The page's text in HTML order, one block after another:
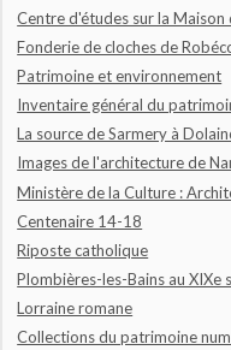
Centre d'études sur la Maison
Fonderie de cloches de
Patrimoine et environnement
Inventaire général du
La source de Sarmery à
Images de l'architecture de
Ministère de la Culture :
Centenaire 14-18
Riposte catholique
Plombières-les-Bains au XIXe
Lorraine romane
Collections du patrimoine